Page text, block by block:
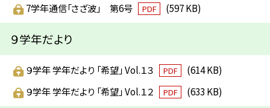
7学年通信「さざ波」 第6号 PDF (597 KB)
９学年だより
９学年 学年だより 「希望」 Vol.１３ PDF
(614 KB)
９学年 学年だより 「希望」 Vol.１２
PDF (633 KB)